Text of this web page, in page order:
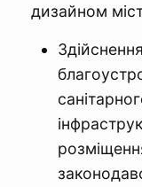
дизайном